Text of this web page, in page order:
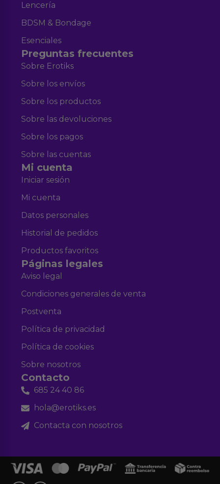
Lencería
BDSM & Bondage
Esenciales
Preguntas frecuentes
Sobre Erotiks
Sobre los envíos
Sobre los productos
Sobre las devoluciones
Sobre los pagos
Sobre las cuentas
Mi cuenta
Iniciar sesión
Mi cuenta
Datos personales
Historial de pedidos
Productos favoritos
Páginas legales
Aviso legal
Condiciones generales de venta
Postventa
Política de privacidad
Política de cookies
Sobre nosotros
Contacto
685 24 40 86
hola@erotiks.es
Contacta con nosotros